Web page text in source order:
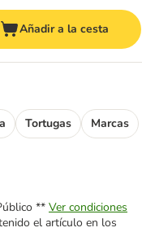
Añadir a la cesta
Tortugas
Marcas
** Ver condiciones
el artículo en los